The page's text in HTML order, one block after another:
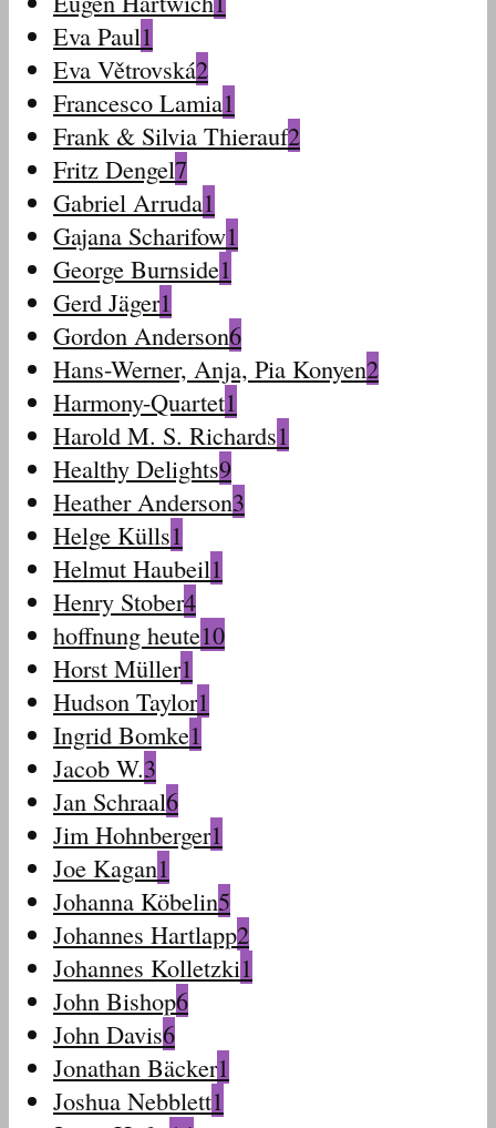
Eva Paul1
Eva Větrovská2
Francesco Lamia1
Frank & Silvia Thierauf2
Fritz Dengel7
Gabriel Arruda1
Gajana Scharifow1
George Burnside1
Gerd Jäger1
Gordon Anderson6
Hans-Werner, Anja, Pia Konyen2
Harmony-Quartet1
Harold M. S. Richards1
Healthy Delights9
Heather Anderson3
Helge Külls1
Helmut Haubeil1
Henry Stober4
hoffnung heute10
Horst Müller1
Hudson Taylor1
Ingrid Bomke1
Jacob W.3
Jan Schraal6
Jim Hohnberger1
Joe Kagan1
Johanna Köbelin5
Johannes Hartlapp2
Johannes Kolletzki1
John Bishop6
John Davis6
Jonathan Bäcker1
Joshua Nebblett1